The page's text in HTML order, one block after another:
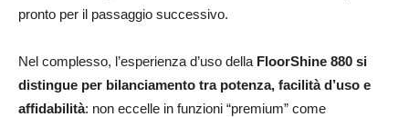
pronto per il passaggio successivo.
Nel complesso, l’esperienza d’uso della FloorShine 880 si
distingue per bilanciamento tra potenza, facilità d’uso e
affidabilità: non eccelle in funzioni “premium” come